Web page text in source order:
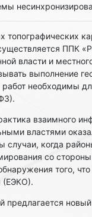
топографических
ППК
власти и
выполнение
работ необходимы
взаимного
властями
случаи, когда
со
того,
(ЕЭКО).
предлагается